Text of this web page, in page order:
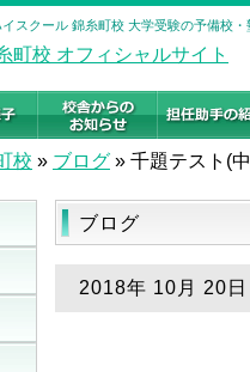
スクール 錦糸町校 大学受験の予備校・
校 » ブログ » 千題テスト(
ブログ
2018年 10月 20